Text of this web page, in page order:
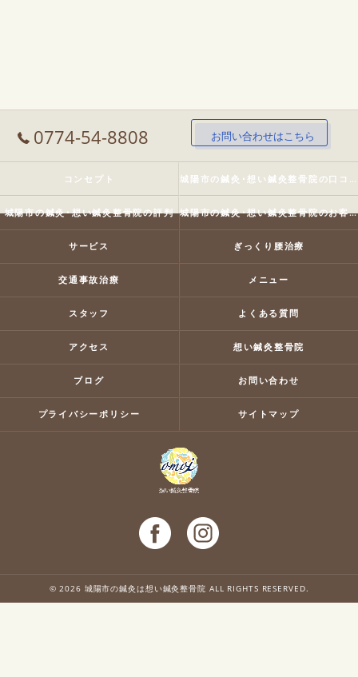
0774-54-8808 お問い合わせはこちら
コンセプト 城陽市の鍼灸･想い鍼灸整骨院の口コミ情報
城陽市の鍼灸･想い鍼灸整骨院の評判 城陽市の鍼灸･想い鍼灸整骨院のお客様の声
サービス ぎっくり腰治療
交通事故治療 メニュー
スタッフ よくある質問
アクセス 想い鍼灸整骨院
ブログ お問い合わせ
プライバシーポリシー サイトマップ
© 2026 城陽市の鍼灸は想い鍼灸整骨院 ALL RIGHTS RESERVED.